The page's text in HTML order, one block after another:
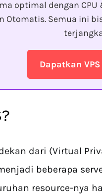
optimal dengan CPU
Otomatis. Semua ini
Dapatkan
dari (Virtual
beberapa
resource-nya